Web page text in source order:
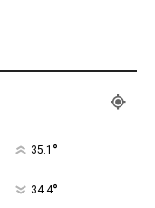
35.1 °
34.4°